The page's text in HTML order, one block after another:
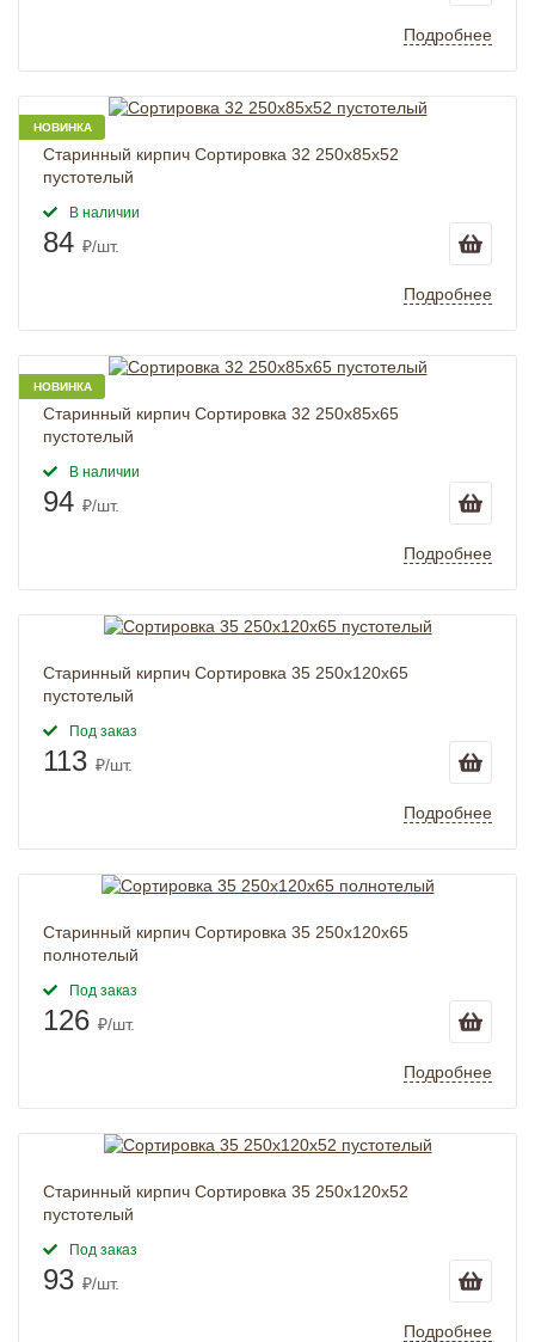
Подробнее
НОВИНКА
Старинный кирпич Сортировка 32 250х85х52
пустотелый
В наличии
84 ₽/шт.
Подробнее
НОВИНКА
Старинный кирпич Сортировка 32 250х85х65
пустотелый
В наличии
94 ₽/шт.
Подробнее
Старинный кирпич Сортировка 35 250x120x65
пустотелый
Под заказ
113 ₽/шт.
Подробнее
Старинный кирпич Сортировка 35 250x120x65
полнотелый
Под заказ
126 ₽/шт.
Подробнее
Старинный кирпич Сортировка 35 250x120x52
пустотелый
Под заказ
93 ₽/шт.
Подробнее